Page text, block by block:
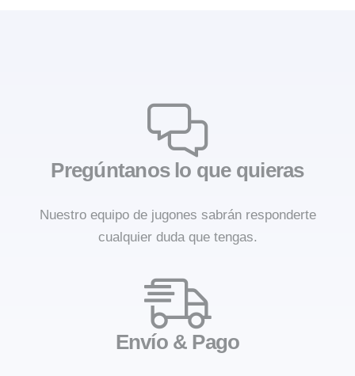
Pregúntanos lo que quieras
Nuestro equipo de jugones sabrán responderte
cualquier duda que tengas.
Envío & Pago